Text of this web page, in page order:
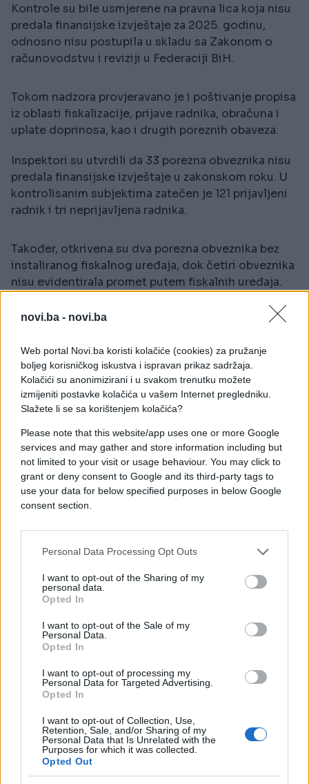
novi.ba - novi.ba
Web portal Novi.ba koristi kolačiće (cookies) za pružanje
boljeg korisničkog iskustva i ispravan prikaz sadržaja.
Kolačići su anonimizirani i u svakom trenutku možete
izmijeniti postavke kolačića u vašem Internet pregledniku.
Slažete li se sa korištenjem kolačića?
Please note that this website/app uses one or more Google
services and may gather and store information including but
not limited to your visit or usage behaviour. You may click to
grant or deny consent to Google and its third-party tags to
use your data for below specified purposes in below Google
consent section.
Personal Data Processing Opt Outs
I want to opt-out of the Sharing of my
personal data.
Opted In
I want to opt-out of the Sale of my
Personal Data.
Opted In
I want to opt-out of processing my
Personal Data for Targeted Advertising.
Opted In
I want to opt-out of Collection, Use,
Retention, Sale, and/or Sharing of my
Personal Data that Is Unrelated with the
Purposes for which it was collected.
Opted Out
Kontrole su bile usmjerene na pravna lica koja nisu
predala finansijske izvještaje za 2025. godinu,
odnosno nisu postupila u skladu sa Zakonom o
računovodstvu i reviziji u Federaciji BiH.
Tokom nadzora provjeravano je i poštivanje propisa
iz oblasti fiskalizacije, prijave radnika, obračuna i
uplate doprinosa, kao i drugih poreznih obaveza.
Inspektori su utvrdili da 33 porezna obveznika nisu
predala finansijske izvještaje u zakonskom roku. U
kontrolisanim subjektima zatečen je 121 prijavljeni
radnik i tri neprijavljena radnika.
Također, otkrivena su dva porezna obveznika bez
instaliranog fiskalnog uređaja, dok četiri obveznika
nisu evidentirala promet putem fiskalnih uređaja.
Zbog utvrđenih nepravilnosti u 37 slučajeva izdati
kazne iznose 383.380 KM. Od tog iznosa, čak
363.000 KM odnosi se na sankcije zbog
nepodnošenja finansijskih izvještaja.
Iz Porezne uprave FBiH poručuju da će i u narednom
jačanja porezne discipline, suzbijanja sive
ekonomije i zaštite javnih prihoda.